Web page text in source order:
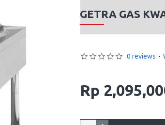
GETRA GAS
0 reviews -
Rp